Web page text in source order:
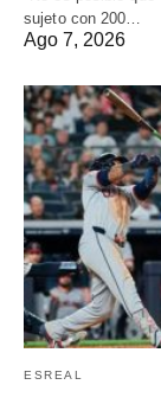
sujeto con 200…
Ago 7, 2026
ESREAL